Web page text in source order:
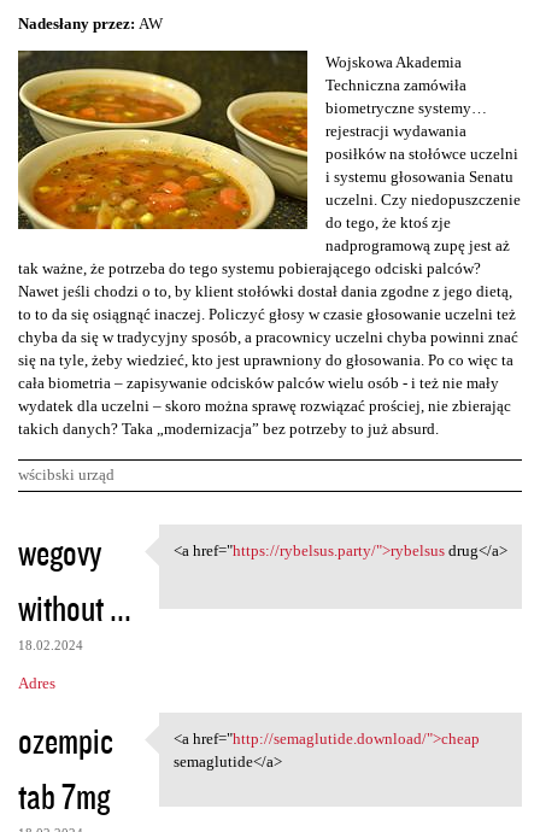
Nadesłany przez: AW
Wojskowa Akademia
Techniczna zamówiła
biometryczne systemy…
rejestracji wydawania
posiłków na stołówce uczelni
i systemu głosowania Senatu
uczelni. Czy niedopuszczenie
do tego, że ktoś zje
nadprogramową zupę jest aż
tak ważne, że potrzeba do tego systemu pobierającego odciski palców?
Nawet jeśli chodzi o to, by klient stołówki dostał dania zgodne z jego dietą,
to to da się osiągnąć inaczej. Policzyć głosy w czasie głosowanie uczelni też
chyba da się w tradycyjny sposób, a pracownicy uczelni chyba powinni znać
się na tyle, żeby wiedzieć, kto jest uprawniony do głosowania. Po co więc ta
cała biometria – zapisywanie odcisków palców wielu osób - i też nie mały
wydatek dla uczelni – skoro można sprawę rozwiązać prościej, nie zbierając
takich danych? Taka „modernizacja” bez potrzeby to już absurd.
wścibski urząd
K
o
m
e
n
a
r
z
wegovy
without ...
18.02.2024
Adres
<a href="https://rybelsus
<a href="https://rybelsus.party/">rybelsusdrug</a>
ozempic
tab 7mg
<a href="http://semaglutide
<a href="http://semaglutide.download/">cheap
semaglutide</a>